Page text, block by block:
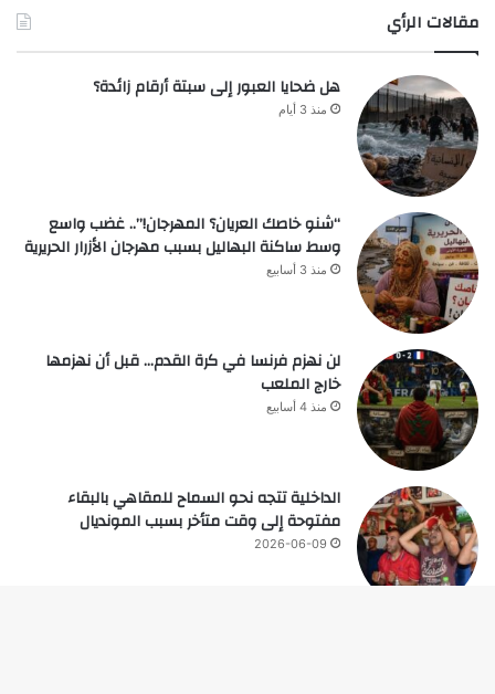
مقالات الرأي
هل ضحايا العبور إلى سبتة أرقام زائدة؟
منذ 3 أيام
“شنو خاصك العريان؟ المهرجان!”.. غضب واسع
وسط ساكنة البهاليل بسبب مهرجان الأزرار الحريرية
منذ 3 أسابيع
لن نهزم فرنسا في كرة القدم… قبل أن نهزمها
خارج الملعب
منذ 4 أسابيع
الداخلية تتجه نحو السماح للمقاهي بالبقاء
مفتوحة إلى وقت متأخر بسبب المونديال
2026-06-09